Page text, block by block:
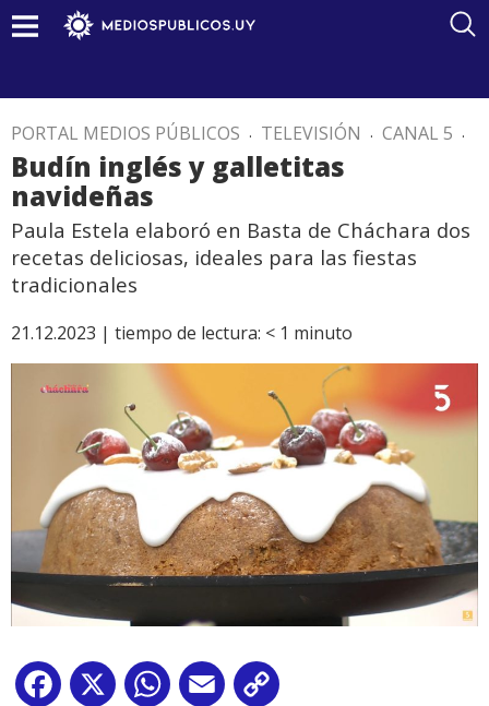
PORTAL MEDIOS PÚBLICOS . TELEVISIÓN . CANAL 5 .
Budín inglés y galletitas
navideñas
Paula Estela elaboró en Basta de Cháchara dos
recetas deliciosas, ideales para las fiestas
tradicionales
21.12.2023 | tiempo de lectura: < 1 minuto
Facebook
X WhatsApp
Email